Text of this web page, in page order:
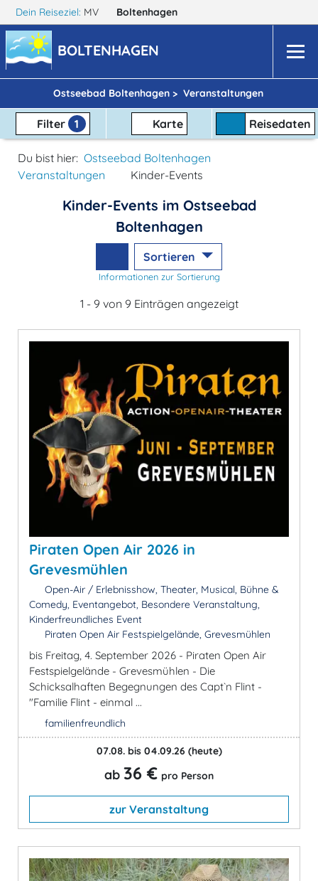
Dein Reiseziel: MV Boltenhagen
BOLTENHAGEN
Ostseebad Boltenhagen > Veranstaltungen
Filter 1 Karte Reisedaten
Du bist hier: Ostseebad Boltenhagen
Veranstaltungen
Kinder-Events
Kinder-Events im Ostseebad
Boltenhagen
Sortieren
Informationen zur Sortierung
1 - 9 von 9 Einträgen angezeigt
Piraten Open Air 2026 in
Grevesmühlen
Open-Air / Erlebnisshow, Theater, Musical, Bühne &
Comedy, Eventangebot, Besondere Veranstaltung,
Kinderfreundliches Event
Piraten Open Air Festspielgelände, Grevesmühlen
bis Freitag, 4. September 2026 - Piraten Open Air
Festspielgelände - Grevesmühlen - Die
Schicksalhaften Begegnungen des Capt`n Flint -
"Familie Flint - einmal ...
familienfreundlich
07.08. bis 04.09.26 (heute)
ab 36 € pro Person
zur Veranstaltung